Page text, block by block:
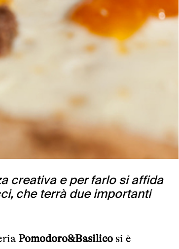
creativa e per farlo si affida
che terrà due importanti
Pomodoro&Basilico si è